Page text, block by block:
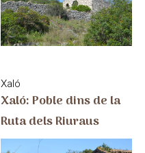
Xaló
Xaló: Poble dins de la
Ruta dels Riuraus